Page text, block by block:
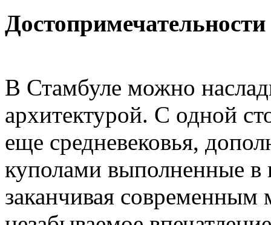
В Стамбуле можно
архитектурой. С одной
еще средневековья,
куполами выполненные в
заканчивая современным